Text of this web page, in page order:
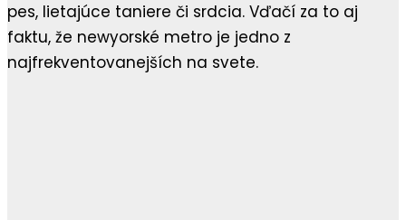
pes, lietajúce taniere či srdcia. Vďačí za to aj
faktu, že newyorské metro je jedno z
najfrekventovanejších na svete.